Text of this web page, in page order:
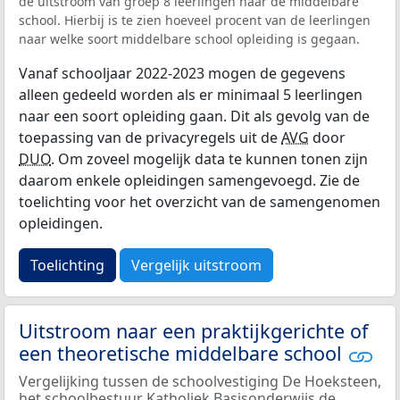
school. Hierbij is te zien hoeveel procent van de leerlingen
naar welke soort middelbare school opleiding is gegaan.
Vanaf schooljaar 2022-2023 mogen de gegevens
alleen gedeeld worden als er minimaal 5 leerlingen
naar een soort opleiding gaan. Dit als gevolg van de
toepassing van de privacyregels uit deAVG door
DUO. Om zoveel mogelijk data te kunnen tonen zijn
daarom enkele opleidingen samengevoegd. Zie de
toelichting voor het overzicht van de samengenomen
opleidingen.
Toelichting Vergelijk uitstroom
Uitstroom naar een praktijkgerichte of
een theoretische middelbare school
Vergelijking tussen de schoolvestiging De Hoeksteen,